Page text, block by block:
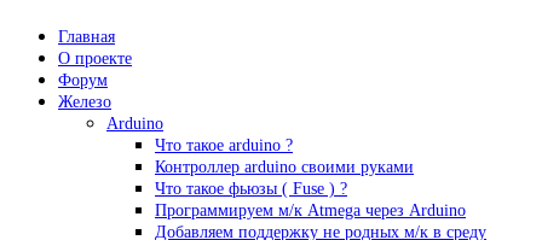
Главная
О проекте
Форум
Железо
Arduino
Что такое аrduino ?
Контроллер arduino своими руками
Что такое фьюзы ( Fuse ) ?
Программируем м/к Atmega через Arduino
Добавляем поддержку не родных м/к в среду